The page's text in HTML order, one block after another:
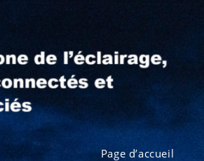
Page d’accueil